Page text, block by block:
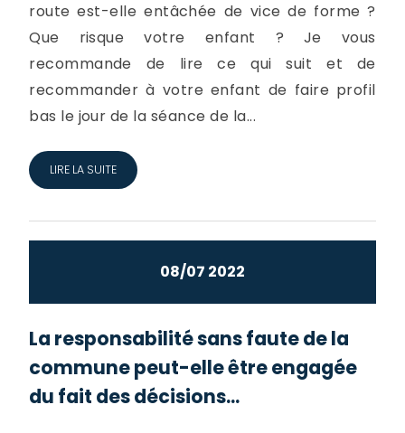
route est-elle entâchée de vice de forme ?
Que risque votre enfant ? Je vous
recommande de lire ce qui suit et de
recommander à votre enfant de faire profil
bas le jour de la séance de la...
LIRE LA SUITE
08/07 2022
La responsabilité sans faute de la
commune peut-elle être engagée
du fait des décisions...